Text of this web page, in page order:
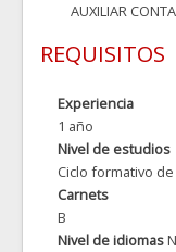
AUXILIAR
REQUISITOS
Experiencia
1 año
Nivel de estudios
Ciclo formativo
Carnets
B
Nivel de idiomas